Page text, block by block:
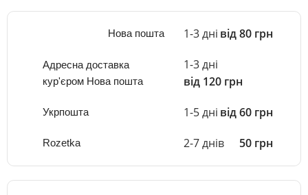
Нова пошта 1-3 дні від 80 грн
Адресна доставка
кур'єром Нова пошта
1-3 дні
від 120 грн
Укрпошта 1-5 дні від 60 грн
Rozetka 2-7 днів 50 грн